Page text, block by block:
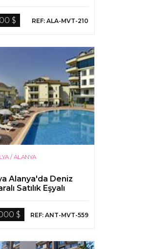
$ REF: ALA-MVT-210
/ ALANYA
Alanya'da Deniz
Satılık Eşyalı
$
REF: ANT-MVT-559